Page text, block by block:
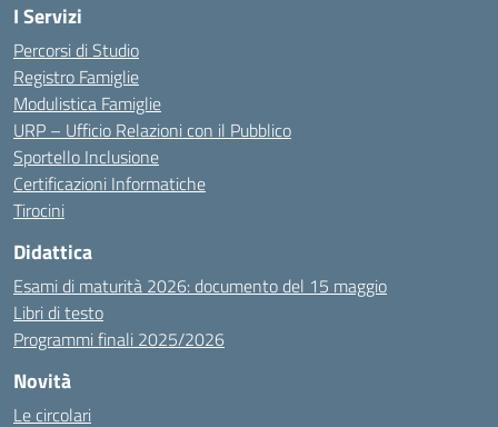
I Servizi
Percorsi di Studio
Registro Famiglie
Modulistica Famiglie
URP – Ufficio Relazioni con il Pubblico
Sportello Inclusione
Certificazioni Informatiche
Tirocini
Didattica
Esami di maturità 2026: documento del 15 maggio
Libri di testo
Programmi finali 2025/2026
Novità
Le circolari